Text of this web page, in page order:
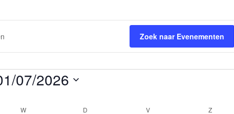
Zoek naar Evenementen
07/2026
W D V Z